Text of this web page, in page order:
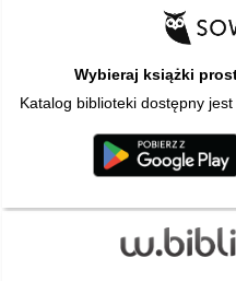
Wybieraj książki
Katalog biblioteki dostępny